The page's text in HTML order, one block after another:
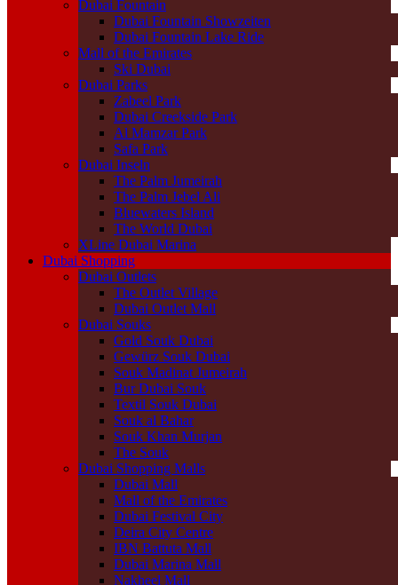
Dubai Fountain
Dubai Fountain Showzeiten
Dubai Fountain Lake Ride
Mall of the Emirates
Ski Dubai
Dubai Parks
Zabeel Park
Dubai Creekside Park
Al Mamzar Park
Safa Park
Dubai Inseln
The Palm Jumeirah
The Palm Jebel Ali
Bluewaters Island
The World Dubai
XLine Dubai Marina
Dubai Shopping
Dubai Outlets
The Outlet Village
Dubai Outlet Mall
Dubai Souks
Gold Souk Dubai
Gewürz Souk Dubai
Souk Madinat Jumeirah
Bur Dubai Souk
Textil Souk Dubai
Souk al Bahar
Souk Khan Murjan
The Souk
Dubai Shopping Malls
Dubai Mall
Mall of the Emirates
Dubai Festival City
Deira City Centre
IBN Battuta Mall
Dubai Marina Mall
Nakheel Mall